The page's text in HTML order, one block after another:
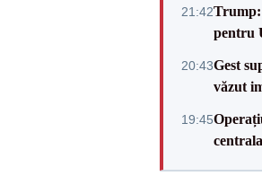
21:42Trump:
pentru
20:43Gest
văzut
19:45